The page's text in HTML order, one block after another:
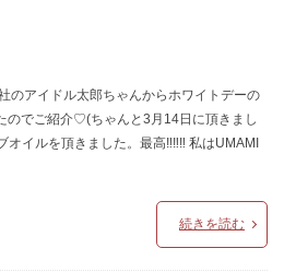
のアイドル太郎ちゃんからホワイトデーの
のでご紹介♡(ちゃんと3月14日に頂きまし
イルを頂きました。最高‼‼‼ 私はUMAMI
続きを読む